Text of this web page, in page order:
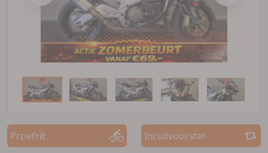
Proefrit Inruilvoorstel